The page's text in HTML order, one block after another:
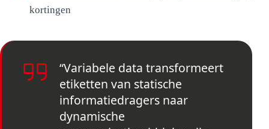
kortingen
“Variabele data transformeert
etiketten van statische
informatiedragers naar
dynamische